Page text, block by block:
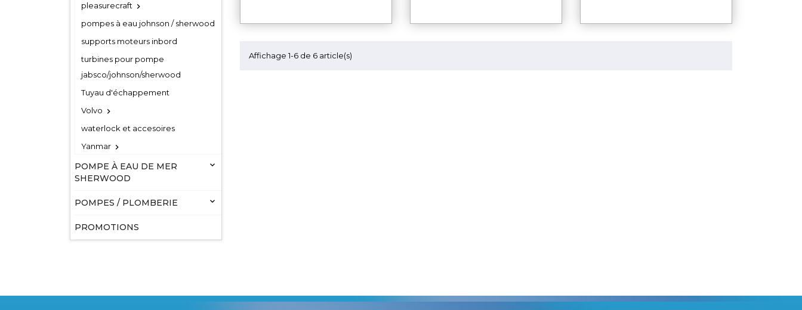
pleasurecraft 
pompes à eau johnson / sherwood
supports moteurs inbord
turbines pour pompe
jabsco/johnson/sherwood
Tuyau d'échappement
Volvo 
waterlock et accesoires
Yanmar 
POMPE À EAU DE MER
SHERWOOD

POMPES / PLOMBERIE 
PROMOTIONS
Affichage 1-6 de 6 article(s)